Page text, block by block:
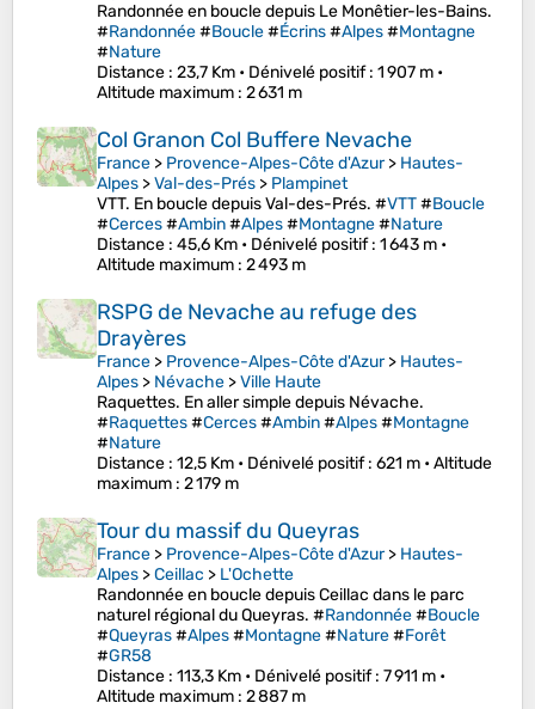
Randonnée en boucle depuis Le Monêtier-les-Bains.
#Randonnée#Boucle#Écrins#Alpes#Montagne
#Nature
Distance : 23,7 Km • Dénivelé positif: 1 907 m •
Altitude maximum : 2 631 m
Col Granon Col Buffere Nevache
France > Provence-Alpes-Côte d'Azur> Hautes-
Alpes >Val-des-Prés > Plampinet
VTT. En boucle depuis Val-des-Prés. #VTT#Boucle
#Cerces#Ambin#Alpes#Montagne#Nature
Distance : 45,6 Km • Dénivelé positif: 1 643 m •
Altitude maximum : 2 493 m
RSPG de Nevache au refuge des
Drayères
France > Provence-Alpes-Côte d'Azur> Hautes-
Alpes > Névache >Ville Haute
Raquettes. En aller simple depuis Névache.
#Raquettes#Cerces#Ambin#Alpes#Montagne
#Nature
Distance : 12,5 Km • Dénivelé positif: 621 m •Altitude
maximum : 2 179 m
Tour du massif du Queyras
France > Provence-Alpes-Côte d'Azur> Hautes-
Alpes >Ceillac > L'Ochette
Randonnée en boucle depuis Ceillac dans le parc
naturel régional du Queyras. #Randonnée#Boucle
#Queyras#Alpes#Montagne#Nature#Forêt
#GR58
Distance : 113,3 Km • Dénivelé positif: 7 911 m •
Altitude maximum : 2 887 m